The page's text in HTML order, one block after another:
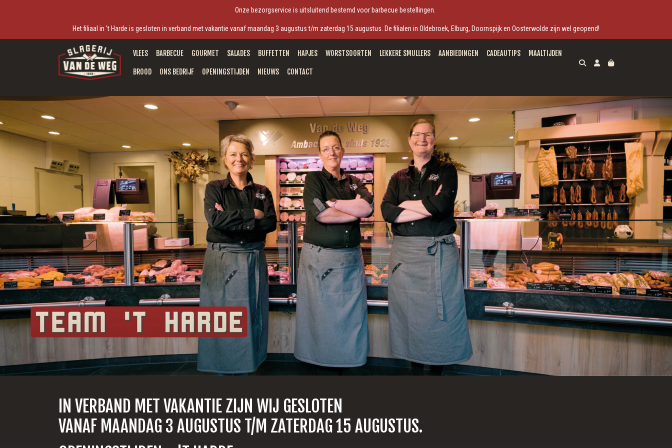
Onze bezorgservice is uitsluitend bestemd voor barbecue bestellingen.
Het filiaal in 't Harde is gesloten in verband met vakantie vanaf maandag 3 augustus t/m zaterdag 15 augustus. De filialen in Oldebroek, Elburg, Doornspijk en Oosterwolde zijn wel geopend!
VLEES BARBECUE GOURMET SALADES BUFFETTEN HAPJES WORSTSOORTEN LEKKERE SMULLERS AANBIEDINGEN CADEAUTIPS MAALTIJDEN
BROOD ONS BEDRIJF OPENINGSTIJDEN NIEUWS CONTACT
IN VERBAND MET VAKANTIE ZIJN WIJ GESLOTEN
VANAF MAANDAG 3 AUGUSTUS T/M ZATERDAG 15 AUGUSTUS.